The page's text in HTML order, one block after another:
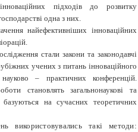
підходів до розвитку
одна з них.
найефективніших інноваційних
стали закони та законодавчі
учених з питань інноваційного
– практичних конференцій.
становлять загальнонаукові та
базуються на сучасних теоретичних
використовувались такі методи: